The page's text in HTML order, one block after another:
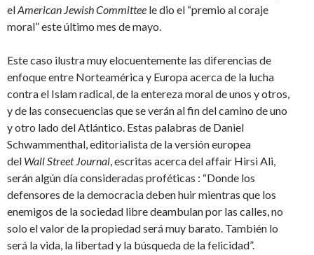
elAmerican Jewish Committee le dio el “premio al coraje
moral” este último mes de mayo.
Este caso ilustra muy elocuentemente las diferencias de
enfoque entre Norteamérica y Europa acerca de la lucha
contra el Islam radical, de la entereza moral de unos y otros,
y de las consecuencias que se verán al fin del camino de uno
y otro lado del Atlántico. Estas palabras de Daniel
Schwammenthal, editorialista de la versión europea
del Wall Street Journal , escritas acerca del affair Hirsi Ali,
serán algún día consideradas proféticas : “Donde los
defensores de la democracia deben huir mientras que los
enemigos de la sociedad libre deambulan por las calles, no
solo el valor de la propiedad será muy barato. También lo
será la vida, la libertad y la búsqueda de la felicidad”.